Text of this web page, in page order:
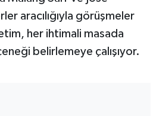
aracılığıyla görüşmeler
her ihtimali masada
belirlemeye çalışıyor.